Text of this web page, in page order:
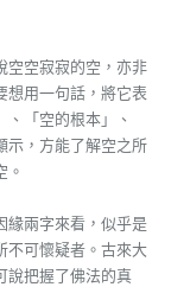
空空寂寂的空，亦非
想用一句話，將它表
「空的根本」、
示，方能了解空之所
。
緣兩字來看，似乎是
不可懷疑者。古來大
說把握了佛法的真